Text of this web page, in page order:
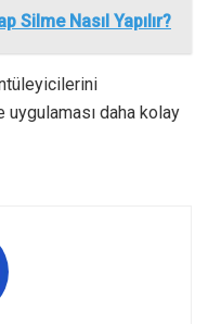
Silme Nasıl Yapılır?
daha kolay